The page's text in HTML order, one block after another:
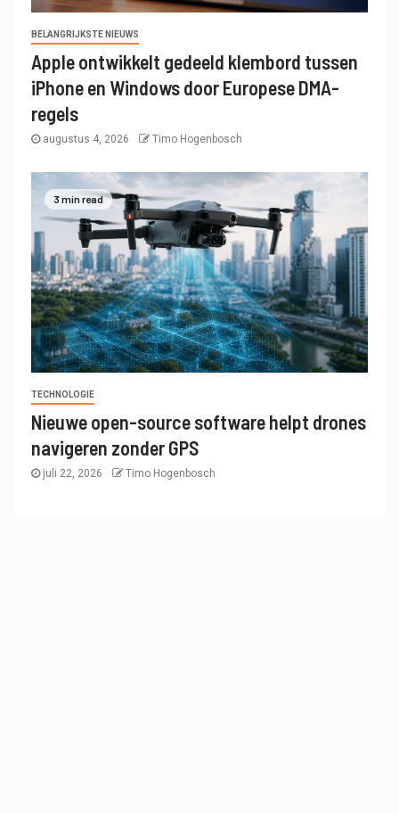
BELANGRIJKSTE NIEUWS
Apple ontwikkelt gedeeld klembord tussen
iPhone en Windows door Europese DMA-
regels
augustus 4, 2026 Timo Hogenbosch
3 min read
TECHNOLOGIE
Nieuwe open-source software helpt drones
navigeren zonder GPS
juli 22, 2026 Timo Hogenbosch